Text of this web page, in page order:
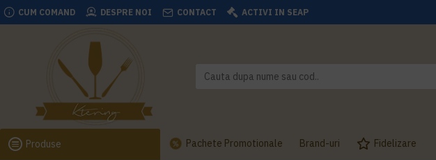
CUM COMAND DESPRE NOI CONTACT ACTIVI IN SEAP
Produse Pachete Promotionale Brand-uri Fidelizare